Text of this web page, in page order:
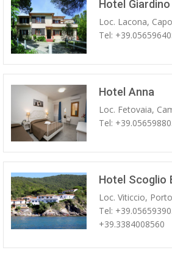
Hotel Giardino
Loc. Lacona,
Tel:
Hotel Anna
Loc. Fetovaia,
Tel:
Hotel Scoglio
Loc. Viticcio,
Tel:
+39.3384008560